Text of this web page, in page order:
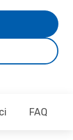
FAQ